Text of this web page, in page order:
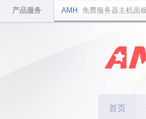
产品服务 AMH 免费服务器主机面板
首页